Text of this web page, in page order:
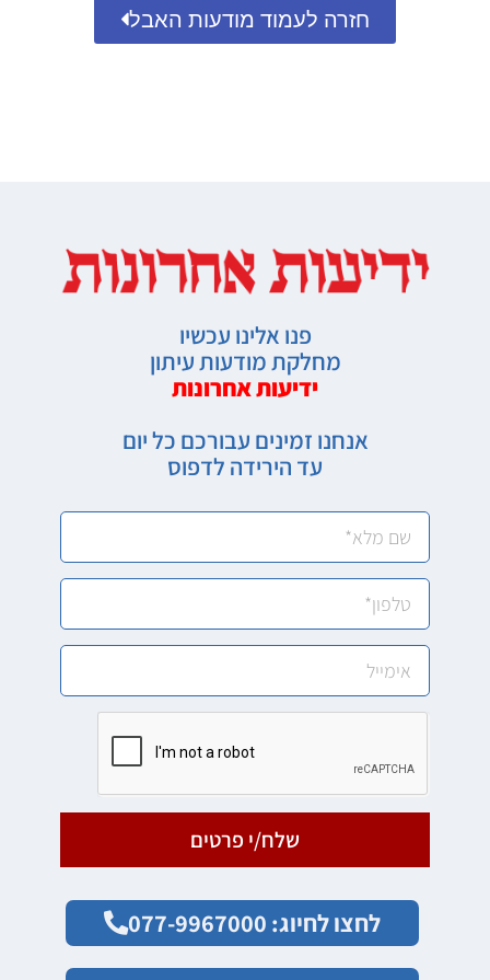
חזרה לעמוד מודעות האבל
פנו אלינו עכשיו
מחלקת מודעות עיתון
ידיעות אחרונות
אנחנו זמינים עבורכם כל יום
עד הירידה לדפוס
שלח/י פרטים
לחצו לחיוג: 077-9967000